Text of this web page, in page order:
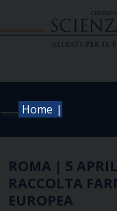
Home |
ROMA | 5
RACCOLTA
EUROPEA